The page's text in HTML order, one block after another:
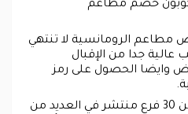
كوبون خصم مطاعم
مطاعم الرومانسية لا تنتهي
جدا من الإقبال
وايضا الحصول على رمز
كما يوجد للمطعم أكثر من 30 فرع منتشر في العديد من